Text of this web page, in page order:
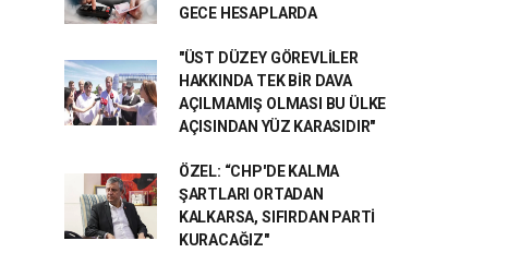
GECE HESAPLARDA
"ÜST DÜZEY GÖREVLİLER
HAKKINDA TEK BİR DAVA
AÇILMAMIŞ OLMASI BU ÜLKE
AÇISINDAN YÜZ KARASIDIR"
ÖZEL: “CHP'DE KALMA
ŞARTLARI ORTADAN
KALKARSA, SIFIRDAN PARTİ
KURACAĞIZ"